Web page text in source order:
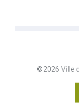
©2026 Ville